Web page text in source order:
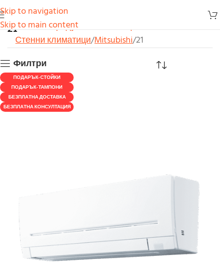
Skip to navigation
Skip to main content
21Начало Продукти
Климатици
Стенни климатици Mitsubishi 21
Филтри
ПОДАРЪК-СТОЙКИ
ПОДАРЪК-ТАМПОНИ
БЕЗПЛАТНА ДОСТАВКА
БЕЗПЛАТНА КОНСУЛТАЦИЯ